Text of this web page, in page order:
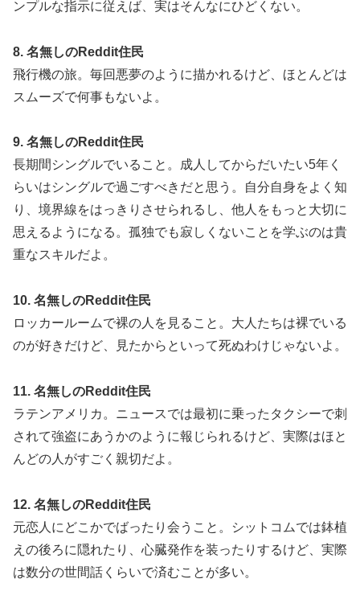
ンプルな指示に従えば、実はそんなにひどくない。
8. 名無しのReddit住民
飛行機の旅。毎回悪夢のように描かれるけど、ほとんどは
スムーズで何事もないよ。
9. 名無しのReddit住民
長期間シングルでいること。成人してからだいたい5年く
らいはシングルで過ごすべきだと思う。自分自身をよく知
り、境界線をはっきりさせられるし、他人をもっと大切に
思えるようになる。孤独でも寂しくないことを学ぶのは貴
重なスキルだよ。
10. 名無しのReddit住民
ロッカールームで裸の人を見ること。大人たちは裸でいる
のが好きだけど、見たからといって死ぬわけじゃないよ。
11. 名無しのReddit住民
ラテンアメリカ。ニュースでは最初に乗ったタクシーで刺
されて強盗にあうかのように報じられるけど、実際はほと
んどの人がすごく親切だよ。
12. 名無しのReddit住民
元恋人にどこかでばったり会うこと。シットコムでは鉢植
えの後ろに隠れたり、心臓発作を装ったりするけど、実際
は数分の世間話くらいで済むことが多い。